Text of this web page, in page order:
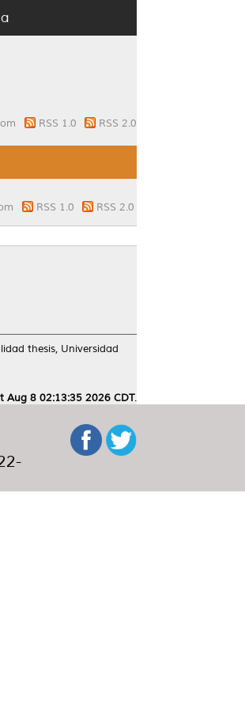
RSS 1.0 RSS 2.0
RSS 1.0 RSS 2.0
thesis, Universidad
Aug 8 02:13:35 2026 CDT.